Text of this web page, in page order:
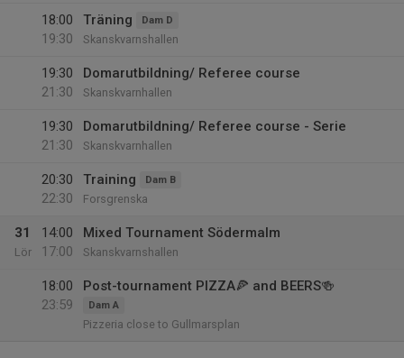
18:00
19:30
Träning Dam D
Skanskvarnshallen
19:30
21:30
Domarutbildning/ Referee course
Skanskvarnhallen
19:30
21:30
Domarutbildning/ Referee course - Serie
Skanskvarnhallen
20:30
22:30
Training Dam B
Forsgrenska
31
Lör
14:00
17:00
Mixed Tournament Södermalm
Skanskvarnshallen
18:00
23:59
Post-tournament PIZZA🍕 and BEERS🍻
Dam A
Pizzeria close to Gullmarsplan